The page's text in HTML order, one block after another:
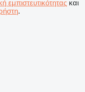
εμπιστευτικότητας και
.